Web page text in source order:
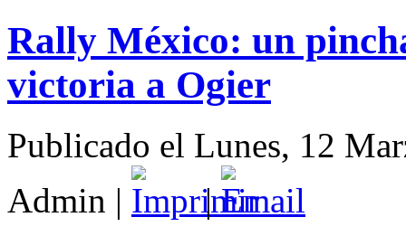
Rally México: un
victoria a Ogier
Publicado el Lunes, 12
Admin | |